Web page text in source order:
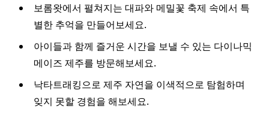
보롬왓에서 펼쳐지는 대파와 메밀꽃 축제 속에서 특
별한 추억을 만들어보세요.
아이들과 함께 즐거운 시간을 보낼 수 있는 다이나믹
메이즈 제주를 방문해보세요.
낙타트래킹으로 제주 자연을 이색적으로 탐험하며
잊지 못할 경험을 해보세요.